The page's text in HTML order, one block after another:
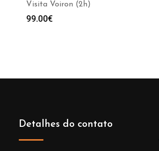
Visita Voiron (2h)
99.00€
Detalhes do contato